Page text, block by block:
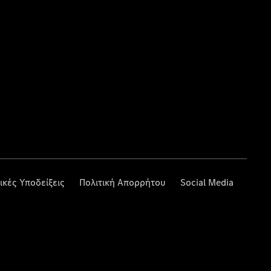
Υποδείξεις Πολιτική Απορρήτου Social Media